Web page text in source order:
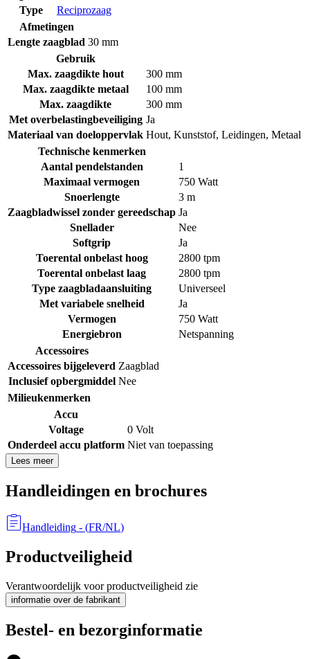
Type
Reciprozaag
Afmetingen
Lengte zaagblad 30 mm
Gebruik
Max. zaagdikte hout
300 mm
Max. zaagdikte metaal
100 mm
Max. zaagdikte
300 mm
Met overbelastingbeveiliging Ja
Materiaal van doeloppervlak Hout, Kunststof, Leidingen, Metaal
Technische kenmerken
Aantal pendelstanden
1
Maximaal vermogen
750 Watt
Snoerlengte
3 m
Zaagbladwissel zonder gereedschap Ja
Snellader
Nee
Softgrip
Ja
Toerental onbelast hoog
2800 tpm
Toerental onbelast laag
2800 tpm
Type zaagbladaansluiting
Universeel
Met variabele snelheid
Ja
Vermogen
750 Watt
Energiebron
Netspanning
Accessoires
Accessoires bijgeleverd Zaagblad
Inclusief opbergmiddel Nee
Milieukenmerken
Accu
Voltage
0 Volt
Onderdeel accu platform Niet van toepassing
Lees meer
Handleidingen en brochures
Handleiding - (FR/NL)
Productveiligheid
Verantwoordelijk voor productveiligheid zie
informatie over de fabrikant
Bestel- en bezorginformatie